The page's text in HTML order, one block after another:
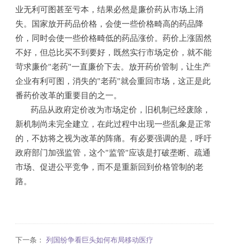
业无利可图甚至亏本，结果必然是廉价药从市场上消
失。国家放开药品价格，会使一些价格畸高的药品降
价，同时会使一些价格畸低的药品涨价。药价上涨固然
不好，但总比买不到要好，既然实行市场定价，就不能
苛求廉价"老药"一直廉价下去。放开药价管制，让生产
企业有利可图，消失的"老药"就会重回市场，这正是此
番药价改革的重要目的之一。
药品从政府定价改为市场定价，旧机制已经废除，
新机制尚未完全建立，在此过程中出现一些乱象是正常
的，不妨将之视为改革的阵痛。有必要强调的是，呼吁
政府部门加强监管，这个"监管"应该是打破垄断、疏通
市场、促进公平竞争，而不是重新回到价格管制的老
路。
下一条： 列国纷争看巨头如何布局移动医疗